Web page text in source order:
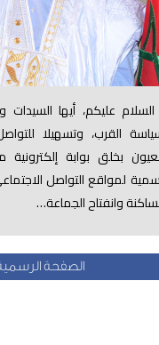
السلام عليكم، أيها السيدات
القرب، وتسهيلا
بخلق بوابة
لمواقع التواصل
وانفتاح الجماعة…
الصفحة